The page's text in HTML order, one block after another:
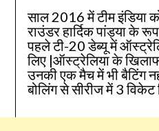
साल 2016 में टीम इंडिया
राउंडर हार्दिक पांड्या के
पहले टी-20 डेब्यू में
लिए |ऑस्ट्रेलिया के
उनकी एक मैच में भी बैटिंग
बोलिंग से सीरीज में 3 विकेट